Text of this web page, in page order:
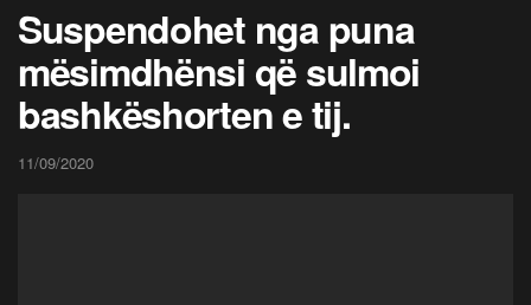
Suspendohet nga puna
mësimdhënsi që sulmoi
bashkëshorten e tij.
11/09/2020